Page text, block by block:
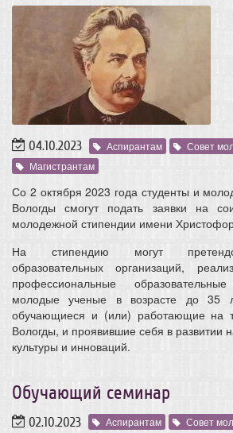
04.10.2023 Аспирантам
Совет
Магистрантам
Со 2 октября 2023 года студенты и
Вологды смогут подать заявки на
молодежной стипендии имени
На стипендию могут
образовательных организаций,
профессиональные
молодые ученые в возрасте до 35
обучающиеся и (или) работающие на
Вологды, и проявившие себя в развитии
культуры и инноваций.
Обучающий семинар
02.10.2023 Аспирантам
Совет